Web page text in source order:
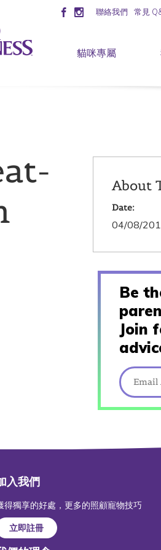
聯絡我們 常見
貓咪專屬
About
Date:
04/08/
Be
Join
入我們
得獨享的好處，更多的照顧寵物技巧
立即註冊